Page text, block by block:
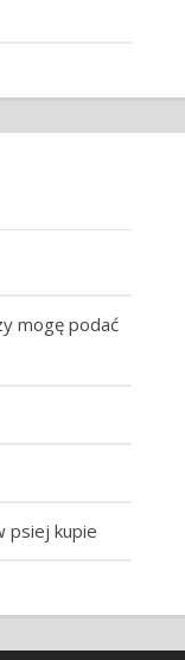
mogę podać
psiej kupie